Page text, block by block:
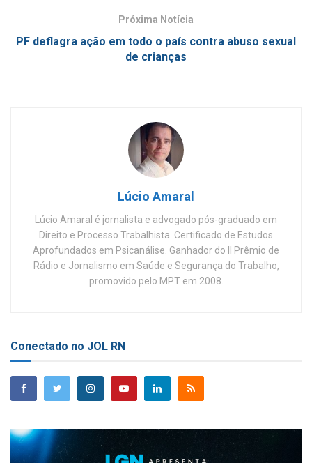
Próxima Notícia
PF deflagra ação em todo o país contra abuso sexual
de crianças
Lúcio Amaral
Lúcio Amaral é jornalista e advogado pós-graduado em
Direito e Processo Trabalhista. Certificado de Estudos
Aprofundados em Psicanálise. Ganhador do II Prêmio de
Rádio e Jornalismo em Saúde e Segurança do Trabalho,
promovido pelo MPT em 2008.
Conectado no JOL RN